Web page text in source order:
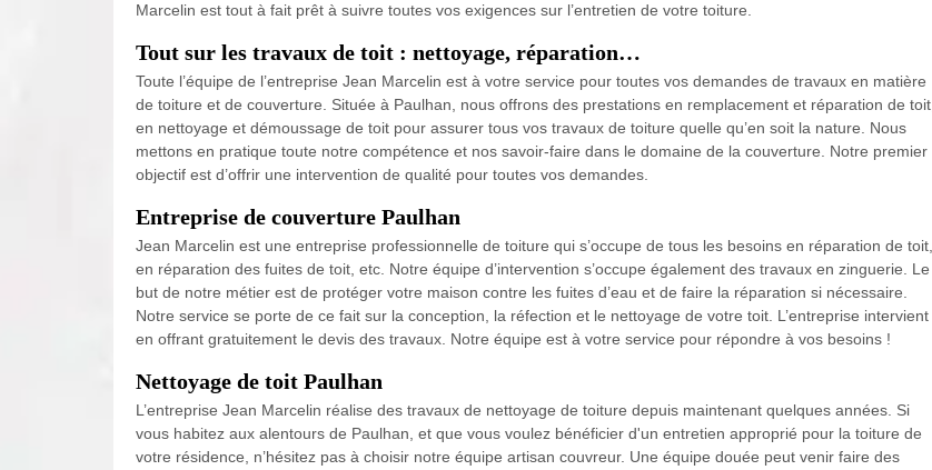
Marcelin est tout à fait prêt à suivre toutes vos exigences sur l’entretien de votre toiture.
Tout sur les travaux de toit : nettoyage, réparation…
Toute l’équipe de l’entreprise Jean Marcelin est à votre service pour toutes vos demandes de travaux en matière
de toiture et de couverture. Située à Paulhan, nous offrons des prestations en remplacement et réparation de toit,
en nettoyage et démoussage de toit pour assurer tous vos travaux de toiture quelle qu’en soit la nature. Nous
mettons en pratique toute notre compétence et nos savoir-faire dans le domaine de la couverture. Notre premier
objectif est d’offrir une intervention de qualité pour toutes vos demandes.
Entreprise de couverture Paulhan
Jean Marcelin est une entreprise professionnelle de toiture qui s’occupe de tous les besoins en réparation de toit,
en réparation des fuites de toit, etc. Notre équipe d’intervention s’occupe également des travaux en zinguerie. Le
but de notre métier est de protéger votre maison contre les fuites d’eau et de faire la réparation si nécessaire.
Notre service se porte de ce fait sur la conception, la réfection et le nettoyage de votre toit. L’entreprise intervient
en offrant gratuitement le devis des travaux. Notre équipe est à votre service pour répondre à vos besoins !
Nettoyage de toit Paulhan
L’entreprise Jean Marcelin réalise des travaux de nettoyage de toiture depuis maintenant quelques années. Si
vous habitez aux alentours de Paulhan, et que vous voulez bénéficier d'un entretien approprié pour la toiture de
votre résidence, n’hésitez pas à choisir notre équipe artisan couvreur. Une équipe douée peut venir faire des